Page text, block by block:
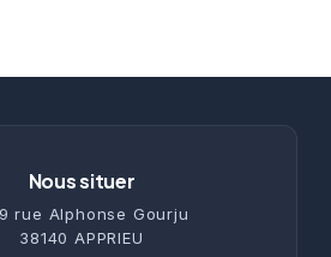
Nous situer
rue Alphonse Gourju
38140 APPRIEU